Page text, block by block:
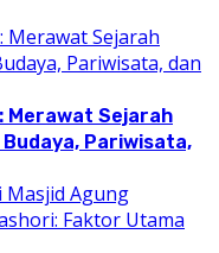
Merawat Sejarah
Pariwisata,